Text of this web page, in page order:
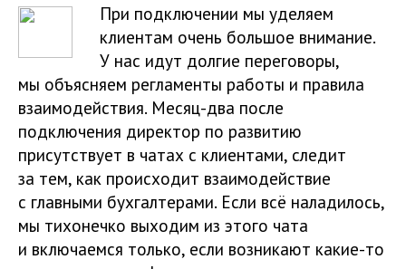
При подключении мы уделяем
клиентам очень большое внимание.
У нас идут долгие переговоры,
мы объясняем регламенты работы и правила
взаимодействия. Месяц-два после
подключения директор по развитию
присутствует в чатах с клиентами, следит
за тем, как происходит взаимодействие
с главными бухгалтерами. Если всё наладилось,
мы тихонечко выходим из этого чата
и включаемся только, если возникают какие-то